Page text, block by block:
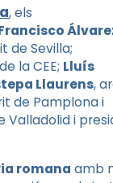
, els
de Sevilla;
la CEE; Lluís
Llaurens,
de Pamplona i
Valladolid i
romana amb